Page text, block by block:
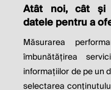
THE
BUSINESS
Atât noi, cât și
datele pentru a
Măsurarea
îmbunătățirea
informațiilor de pe un
selectarea